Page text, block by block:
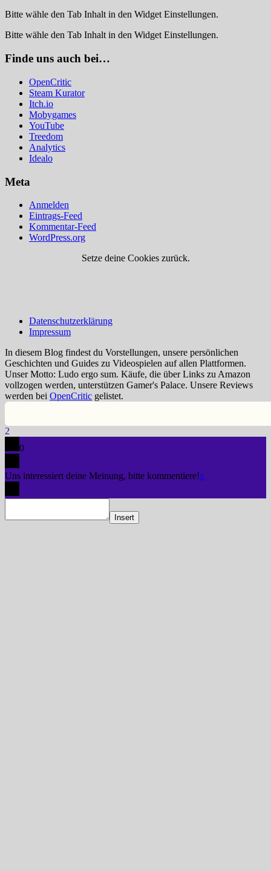
Bitte wähle den Tab Inhalt in den Widget Einstellungen.
Bitte wähle den Tab Inhalt in den Widget Einstellungen.
Finde uns auch bei…
OpenCritic
Steam Kurator
Itch.io
Mobygames
YouTube
Treedom
Analytics
Idealo
Meta
Anmelden
Eintrags-Feed
Kommentar-Feed
WordPress.org
Setze deine Cookies zurück.
Datenschutzerklärung
Impressum
In diesem Blog findest du Vorstellungen, unsere persönlichen
Geschichten und Guides zu Videospielen auf allen Plattformen.
Unser Motto: Ludo ergo sum. Käufe, die über Links zu Amazon
vollzogen werden, unterstützen Gamer's Palace. Unsere Reviews
werden bei OpenCritic gelistet.
2
0
Uns interessiert deine Meinung, bitte kommentiere!x
Insert